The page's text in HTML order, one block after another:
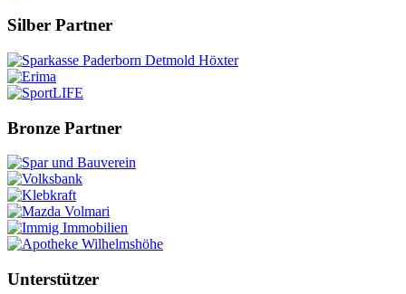
Silber Partner
Bronze Partner
Unterstützer